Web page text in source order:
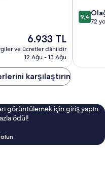
Güncel
fiyat:
6.933 TL
6.933 TL
ve ücretler dâhildir
12 Ağu - 13 Ağu
10
9,4
72
karşılaştırın
görüntülemek için giriş yapın.
ödül!